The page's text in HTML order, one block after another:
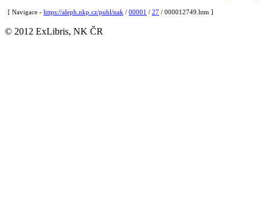
[ Navigace - https://aleph.nkp.cz/publ/nak / 00001 / 27 / 000012749.htm ]
© 2012 ExLibris, NK ČR